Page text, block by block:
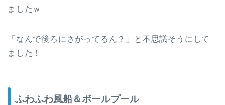
ましたｗ
「なんで後ろにさがってるん？」と不思議そうにして
ました！
ふわふわ風船＆ボールプール